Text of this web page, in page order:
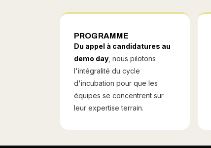
PROGRAMME
Du appel à candidatures au
demo day , nous pilotons
l'intégralité du cycle
d'incubation pour que les
équipes se concentrent sur
leur expertise terrain.